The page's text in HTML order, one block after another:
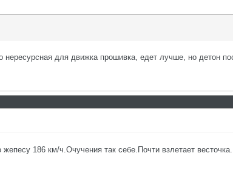
нересурсная для движка прошивка, едет лучше, но детон
186 км/ч.Очучения так себе.Почти взлетает